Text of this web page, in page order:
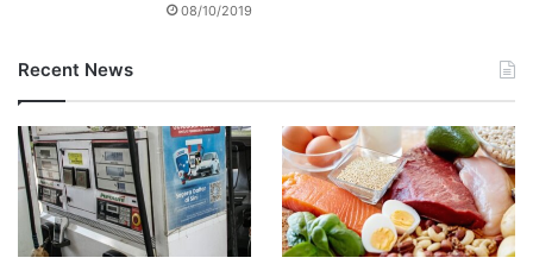
08/10/2019
Recent News